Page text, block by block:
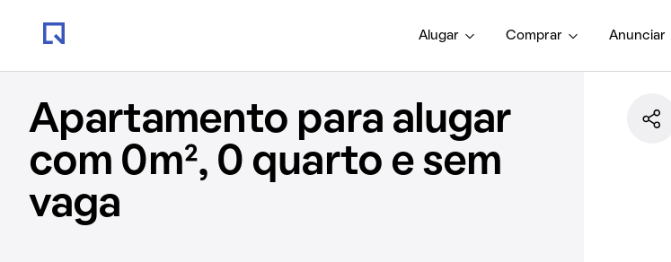
Alugar Comprar Anunciar
Apartamento para alugar
com 0m², 0 quarto e sem
vaga